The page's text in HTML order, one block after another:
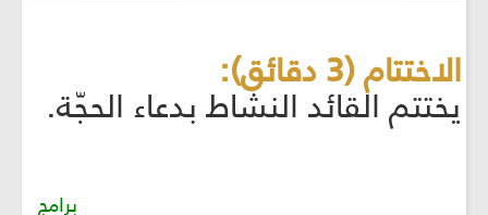
الاختتام (3 دقائق):
يختتم القائد النشاط بدعاء الحجّة.
برامج